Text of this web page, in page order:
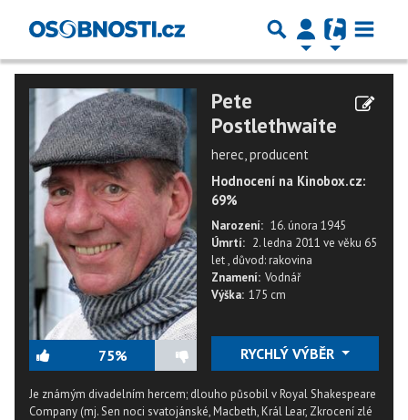
75%
Pete
Postlethwaite
herec, producent
Hodnocení na Kinobox.cz:
69%
Narození: 16. února 1945
Úmrtí: 2. ledna 2011 ve věku 65
let, důvod: rakovina
Znamení: Vodnář
Výška: 175 cm
RYCHLÝ VÝBĚR
Je známým divadelním hercem; dlouho působil v Royal Shakespeare
Company (mj. Sen noci svatojánské, Macbeth, Král Lear, Zkrocení zlé